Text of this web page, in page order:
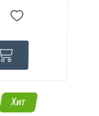
Хит